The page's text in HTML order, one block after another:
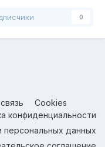
0
Cookies
конфиденциальности
персональных данных